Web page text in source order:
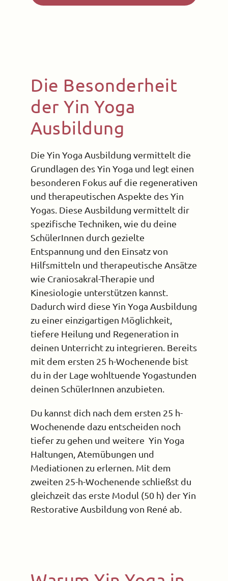
Die Besonderheit
der Yin Yoga
Ausbildung
Die Yin Yoga Ausbildung vermittelt die
Grundlagen des Yin Yoga und legt einen
besonderen Fokus auf die regenerativen
und therapeutischen Aspekte des Yin
Yogas. Diese Ausbildung vermittelt dir
spezifische Techniken, wie du deine
SchülerInnen durch gezielte
Entspannung und den Einsatz von
Hilfsmitteln und therapeutische Ansätze
wie Craniosakral-Therapie und
Kinesiologie unterstützen kannst.
Dadurch wird diese Yin Yoga Ausbildung
zu einer einzigartigen Möglichkeit,
tiefere Heilung und Regeneration in
deinen Unterricht zu integrieren. Bereits
mit dem ersten 25 h-Wochenende bist
du in der Lage wohltuende Yogastunden
deinen SchülerInnen anzubieten.
Du kannst dich nach dem ersten 25 h-
Wochenende dazu entscheiden noch
tiefer zu gehen und weitere Yin Yoga
Haltungen, Atemübungen und
Mediationen zu erlernen. Mit dem
zweiten 25-h-Wochenende schließst du
gleichzeit das erste Modul (50 h) der Yin
Restorative Ausbildung von René ab.